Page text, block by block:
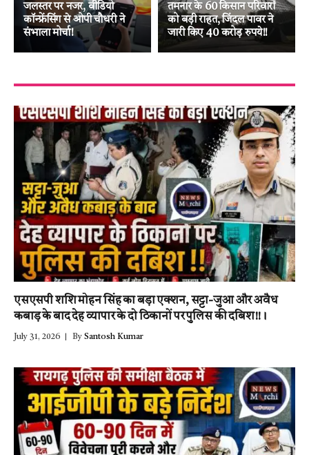
जलस्तर पर नजर, वीडियो
कॉन्फ्रेंसिंग से ओपी चौधरी ने
संभाला मोर्चा!
तमनार के 60 किसान परिवारों
को बड़ी राहत, जिंदल पावर ने
जारी किए 40 करोड़ रुपये!!
एसएसपी शशि मोहन सिंह का बड़ा एक्शन, सट्टा-जुआ और अवैध
कबाड़ के बाद देह व्यापार के दो ठिकानों पर पुलिस की दबिश!!।
July 31, 2026 By Santosh Kumar